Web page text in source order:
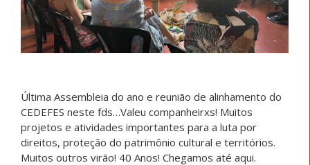
Última Assembleia do ano e reunião de alinhamento do
CEDEFES neste fds…Valeu companheirxs! Muitos
projetos e atividades importantes para a luta por
direitos, proteção do patrimônio cultural e territórios.
Muitos outros virão! 40 Anos! Chegamos até aqui.